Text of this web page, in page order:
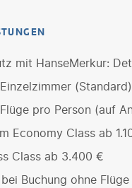
mit HanseMerkur:
pro Person (auf
Economy Class ab
Class ab 3.400 €
Buchung ohne